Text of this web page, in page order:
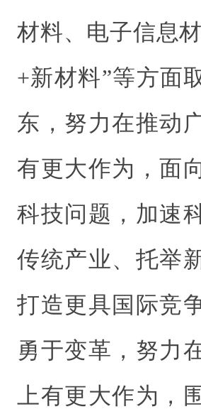
材料、电子信息
+新材料”等方面
东，努力在推动
有更大作为，面
科技问题，加速
传统产业、托举
打造更具国际竞
勇于变革，努力
上有更大作为，